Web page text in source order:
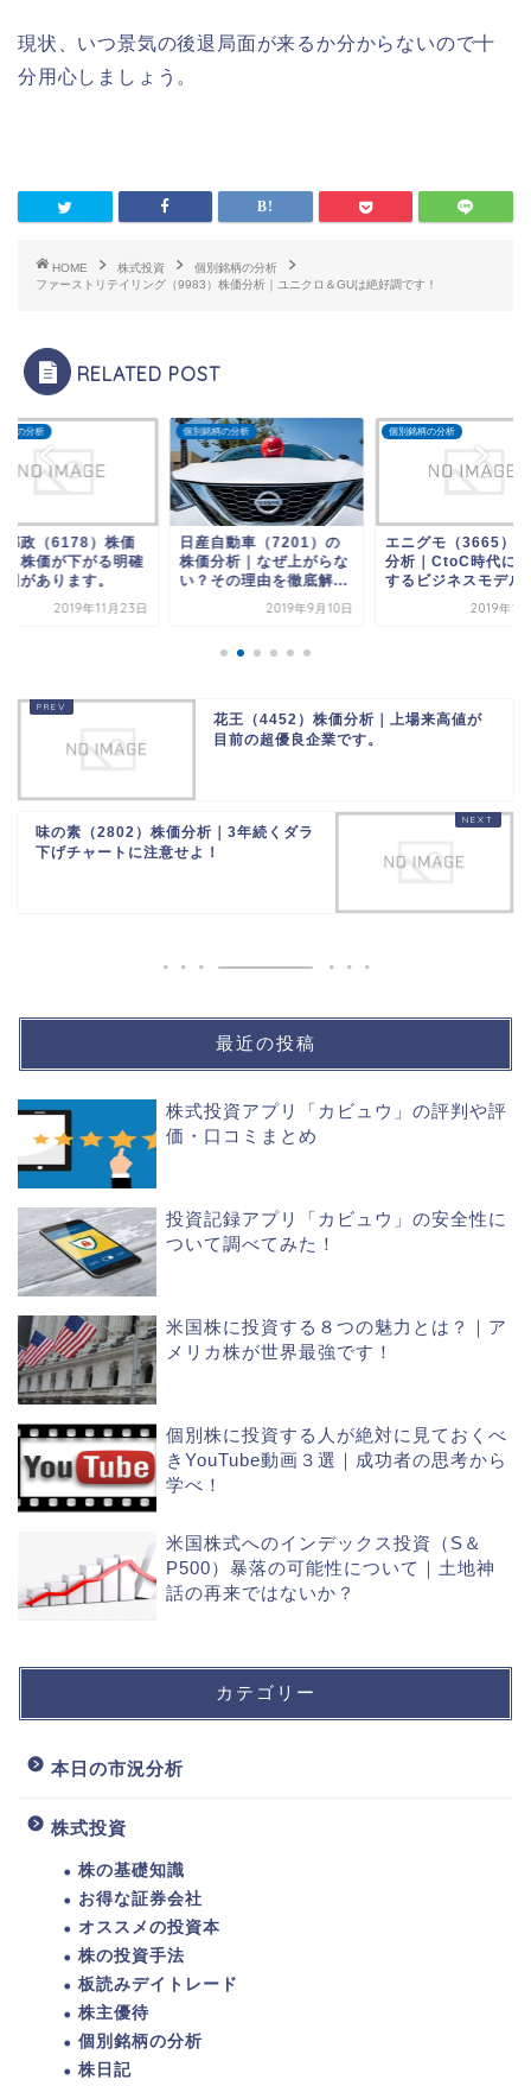
現状、いつ景気の後退局面が来るか分からないので十
分用心しましょう。
HOME 株式投資
個別銘柄の分析
ファーストリテイリング（9983）株価分析｜ユニクロ＆GUは絶好調です！
RELATED POST
柄の分析
郵政（6178）株価
｜株価が下がる明確
因があります。
2019年11月23日
個別銘柄の分析
日産自動車（7201）の
株価分析｜なぜ上がらな
い？その理由を徹底解...
2019年9月10日
個別銘柄の分析
エニグモ（3665）
分析｜CtoC時代に
するビジネスモデル
2019年12
花王（4452）株価分析｜上場来高値が
目前の超優良企業です。
味の素（2802）株価分析｜3年続くダラ
下げチャートに注意せよ！
最近の投稿
株式投資アプリ「カビュウ」の評判や評
価・口コミまとめ
投資記録アプリ「カビュウ」の安全性に
ついて調べてみた！
米国株に投資する８つの魅力とは？｜ア
メリカ株が世界最強です！
個別株に投資する人が絶対に見ておくべ
きYouTube動画３選｜成功者の思考から
学べ！
米国株式へのインデックス投資（S＆
P500）暴落の可能性について｜土地神
話の再来ではないか？
カテゴリー
本日の市況分析
株式投資
株の基礎知識
お得な証券会社
オススメの投資本
株の投資手法
板読みデイトレード
株主優待
個別銘柄の分析
株日記